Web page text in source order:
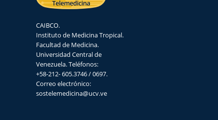
CAIBCO.
Instituto de Medicina Tropical.
Facultad de Medicina.
Universidad Central de
Venezuela. Teléfonos:
+58-212- 605.3746 / 0697.
Correo electrónico:
sostelemedicina@ucv.ve